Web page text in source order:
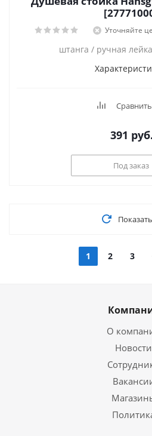
Уточняйте
штанга / ручная
Сравнить
391 руб.
Под заказ
1 2 3
О
Новости